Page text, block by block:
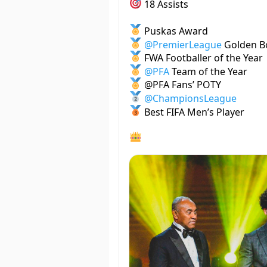
18 Assists
Puskas Award
@PremierLeagueGolden
FWA Footballer of the Year
@PFATeam of the Year
@PFA Fans’ POTY
@ChampionsLeague
Best FIFA Men’s Player